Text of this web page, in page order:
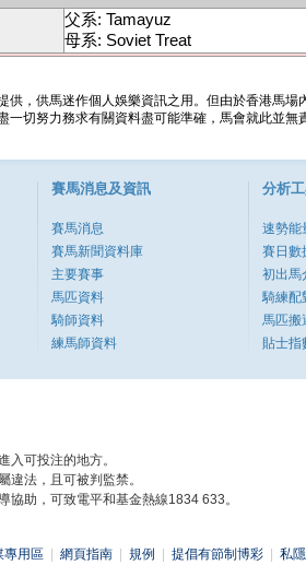
父系: Tamayuz
母系: Soviet Treat
供，供馬迷作個人娛樂資訊之用。但由於香港馬
一切努力務求有關資料盡可能準確，馬會就此並
賽馬消息及資訊
賽馬消息
賽馬新聞資料庫
主要賽事
馬匹資料
騎師資料
練馬師資料
分析
速勢能
賽日數
初出馬
騎練配
馬匹搬
貼士指
入可投注的地方。
違法，且可被判監禁。
協助，可致電平和基金熱線1834 633。
專用區 網頁指南 規例 提倡有節制博彩 私